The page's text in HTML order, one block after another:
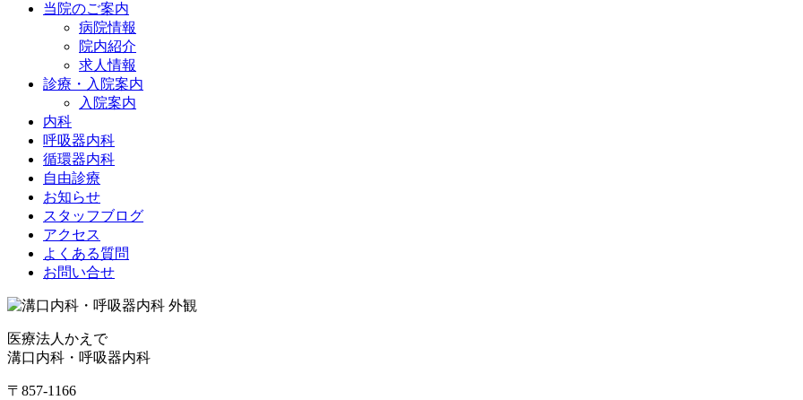
当院のご案内
病院情報
院内紹介
求人情報
診療・入院案内
入院案内
内科
呼吸器内科
循環器内科
自由診療
お知らせ
スタッフブログ
アクセス
よくある質問
お問い合せ
医療法人かえで
溝口内科・呼吸器内科
〒857-1166